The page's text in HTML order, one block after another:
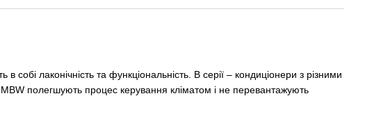
лаконічність та функціональність. В серії – кондиціонери з різними
полегшують процес керування кліматом і не перевантажують